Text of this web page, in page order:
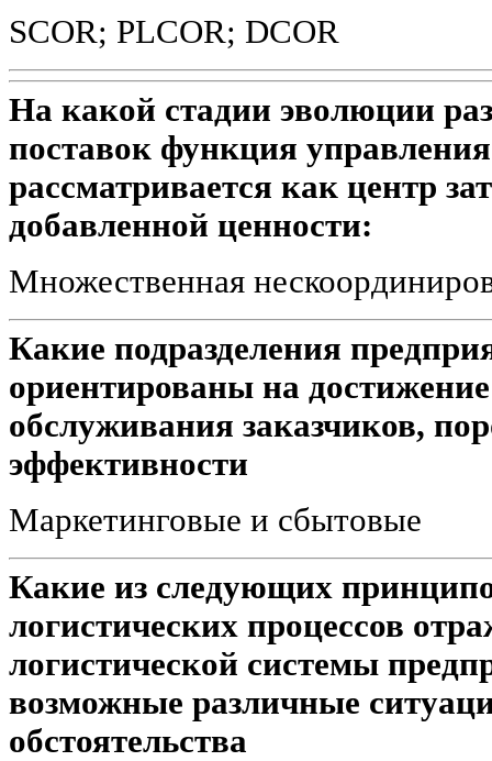
SCOR; PLCOR; DCOR
На какой стадии эволюции
поставок функция
рассматривается как центр
добавленной ценности:
Множественная
Какие подразделения
ориентированы на
обслуживания заказчиков,
эффективности
Маркетинговые и сбытовые
Какие из следующих
логистических процессов
логистической системы
возможные различные
обстоятельства